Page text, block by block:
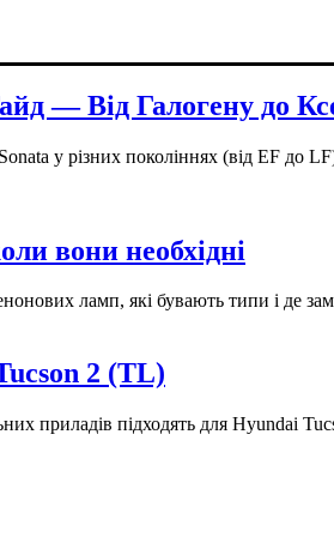
— Від Галогену до
у різних поколіннях (від EF до
вони необхідні
ламп, які бувають типи і де
2 (TL)
приладів підходять для Hyundai